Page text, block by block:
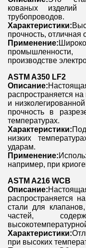
кованых
трубопроводов.
Характеристики:
прочность, отличная
Применение:
производстве
ASTM A350 LF2
Описание:
распространяется
и
прочность в
температурах.
Характеристики:
низких
ударам.
Применение:
например, при
ASTM A216 WCB
Описание:
распространяется
стали для
частей,
Характеристики:
при высоких